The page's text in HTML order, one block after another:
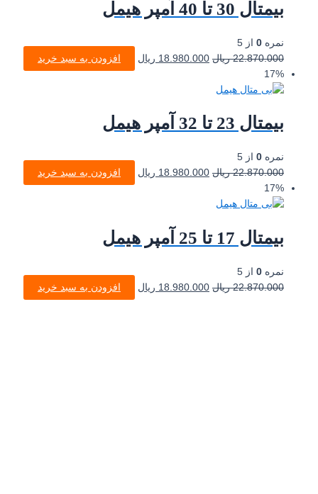
بیمتال 30 تا 40 آمپر هیمل
نمره 0 از 5
22.870.000 ریال 18.980.000 ریال
افزودن به سبد خرید
17%
بیمتال 23 تا 32 آمپر هیمل
نمره 0 از 5
22.870.000 ریال 18.980.000 ریال
افزودن به سبد خرید
17%
بیمتال 17 تا 25 آمپر هیمل
نمره 0 از 5
22.870.000 ریال 18.980.000 ریال افزودن به سبد خرید